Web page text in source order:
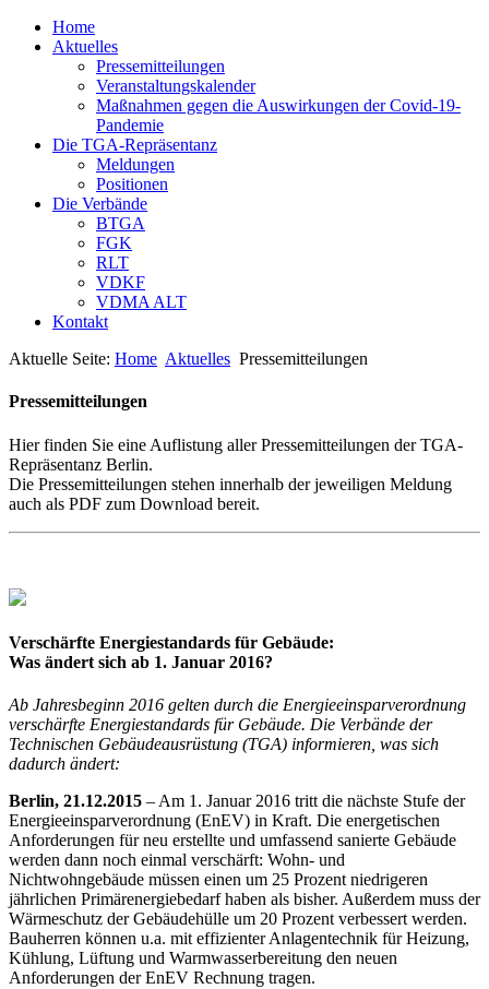
Home
Aktuelles
Pressemitteilungen
Veranstaltungskalender
Maßnahmen gegen die Auswirkungen der Covid-19-
Pandemie
Die TGA-Repräsentanz
Meldungen
Positionen
Die Verbände
BTGA
FGK
RLT
VDKF
VDMA ALT
Kontakt
Aktuelle Seite: Home Aktuelles Pressemitteilungen
Pressemitteilungen
Hier finden Sie eine Auflistung aller Pressemitteilungen der TGA-
Repräsentanz Berlin.
Die Pressemitteilungen stehen innerhalb der jeweiligen Meldung
auch als PDF zum Download bereit.
Verschärfte Energiestandards für Gebäude:
Was ändert sich ab 1. Januar 2016?
Ab Jahresbeginn 2016 gelten durch die Energieeinsparverordnung
verschärfte Energiestandards für Gebäude. Die Verbände der
Technischen Gebäudeausrüstung (TGA) informieren, was sich
dadurch ändert:
Berlin, 21.12.2015 – Am 1. Januar 2016 tritt die nächste Stufe der
Energieeinsparverordnung (EnEV) in Kraft. Die energetischen
Anforderungen für neu erstellte und umfassend sanierte Gebäude
werden dann noch einmal verschärft: Wohn- und
Nichtwohngebäude müssen einen um 25 Prozent niedrigeren
jährlichen Primärenergiebedarf haben als bisher. Außerdem muss der
Wärmeschutz der Gebäudehülle um 20 Prozent verbessert werden.
Bauherren können u.a. mit effizienter Anlagentechnik für Heizung,
Kühlung, Lüftung und Warmwasserbereitung den neuen
Anforderungen der EnEV Rechnung tragen.